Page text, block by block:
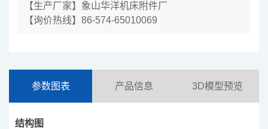
【生产厂家】象山华洋机床附件厂
【询价热线】86-574-65010069
参数图表 产品信息 3D模型预览
结构图